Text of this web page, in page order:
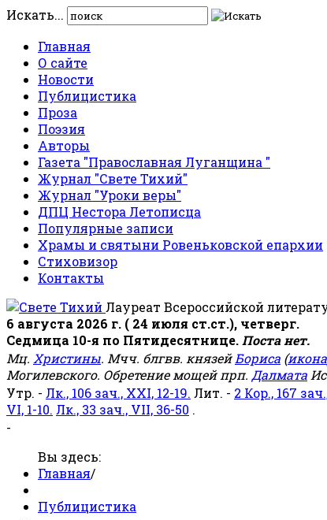
Искать...
Главная
О сайте
Новости
Публицистика
Проза
Поэзия
Авторы
Газета "Православная Луганщина "
Журнал "Свете Тихий"
Журнал "Уроки веры"
ДПЦ Нестора Летописца
Популярные записи
Храмы и святыни Ровеньковской епархии
Стиховизор
Контакты
Лауреат Всероссийской
6 августа 2026 г. ( 24 июля ст.ст.), четверг.
Седмица 10-я по Пятидесятнице. Поста нет.
Мц. Христины. Мчч. блгвв. князейБориса (икона
Могилевского. Обретение мощей прп. Далмата
Утр. - Лк., 106 зач., XXI, 12-19. Лит. - 2 Кор., 167
VI, 1-10. Лк., 33 зач., VII, 36-50 .
-
Вы здесь:
Главная/
Публицистика